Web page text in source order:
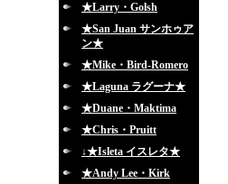
★Larry・Golsh
★San Juan サンホゥア
ン★
★Mike・Bird-Romero
★Laguna ラグーナ★
★Duane・Maktima
★Chris・Pruitt
↓★Isleta イスレタ★
★Andy Lee・Kirk